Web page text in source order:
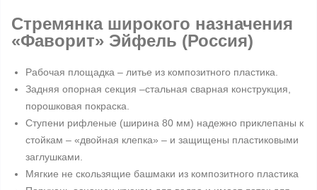
Стремянка широкого назначения
«Фаворит» Эйфель (Россия)
Рабочая площадка – литье из композитного пластика.
Задняя опорная секция –стальная сварная конструкция,
порошковая покраска.
Ступени рифленые (ширина 80 мм) надежно приклепаны к
стойкам – «двойная клепка» – и защищены пластиковыми
заглушками.
Мягкие не скользящие башмаки из композитного пластика